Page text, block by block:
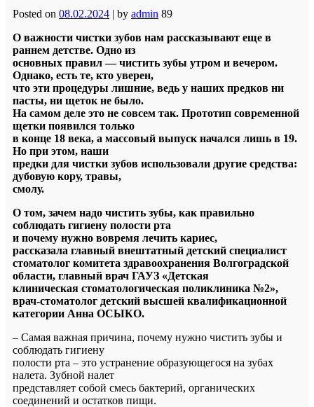
Posted on 08.02.2024 | by admin 89
О важности чистки зубов нам рассказывают еще в
раннем детстве. Одно из
основных правил — чистить зубы утром и вечером.
Однако, есть те, кто уверен,
что эти процедуры лишние, ведь у наших предков ни
пасты, ни щеток не было.
На самом деле это не совсем так. Прототип современной
щетки появился только
в конце 18 века, а массовый выпуск начался лишь в 19.
Но при этом, наши
предки для чистки зубов использовали другие средства:
дубовую кору, травы,
смолу.
О том, зачем надо чистить зубы, как правильно
соблюдать гигиену полости рта
и почему нужно вовремя лечить кариес,
рассказала главный внештатный детский специалист
стоматолог комитета здравоохранения Волгоградской
области, главный врач ГАУЗ «Детская
клиническая стоматологическая поликлиника №2»,
врач-стоматолог детский высшей квалификационной
категории Анна ОСЫКО.
– Самая важная причина, почему нужно чистить зубы и
соблюдать гигиену
полости рта – это устранение образующегося на зубах
налета. Зубной налет
представляет собой смесь бактерий, органических
соединений и остатков пищи.